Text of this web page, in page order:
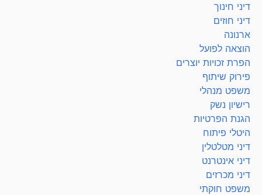
דיני חינוך
דיני חוזים
ארנונה
הוצאה לפועל
הפרת זכויות יוצרים
פירוק שיתוף
משפט מנהלי
רישיון נשק
הגנת הפרטיות
היטלי פיתוח
דיני מטלטלין
דיני אינטרנט
דיני מכרזים
משפט חוקתי